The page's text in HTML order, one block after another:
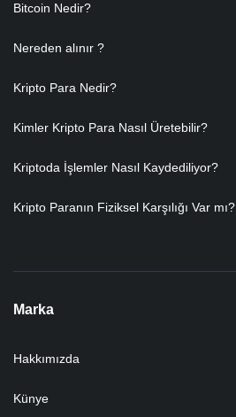
Bitcoin Nedir?
Nereden alınır ?
Kripto Para Nedir?
Kimler Kripto Para Nasıl Üretebilir?
Kriptoda İşlemler Nasıl Kaydediliyor?
Kripto Paranın Fiziksel Karşılığı Var mı?
Marka
Hakkımızda
Künye